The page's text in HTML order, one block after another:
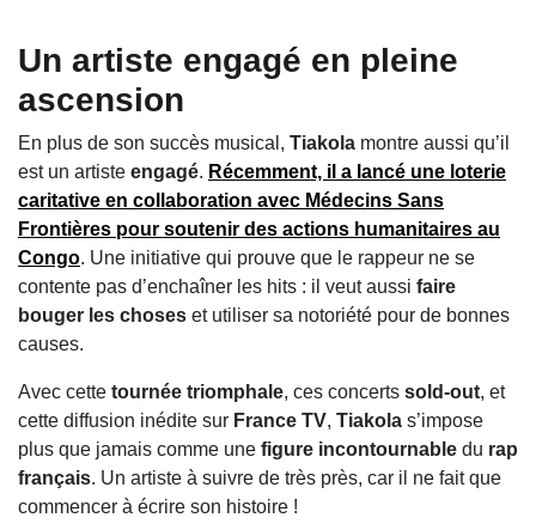
Un artiste engagé en pleine
ascension
En plus de son succès musical, Tiakola montre aussi qu’il
est un artiste engagé. Récemment, il a lancé une loterie
caritative en collaboration avec Médecins Sans
Frontières pour soutenir des actions humanitaires au
Congo. Une initiative qui prouve que le rappeur ne se
contente pas d’enchaîner les hits : il veut aussi faire
bouger les choses et utiliser sa notoriété pour de bonnes
causes.
Avec cette tournée triomphale, ces concerts sold-out, et
cette diffusion inédite sur France TV, Tiakola s’impose
plus que jamais comme une figure incontournable du rap
français. Un artiste à suivre de très près, car il ne fait que
commencer à écrire son histoire !